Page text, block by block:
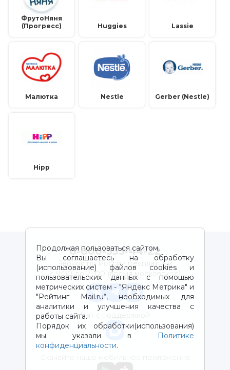
ФрутоНяня
(Прогресс)
Huggies Lassie
Малютка Nestle Gerber (Nestle)
Hipp
Продолжая пользоваться сайтом,
Вы соглашаетесь на обработку
(использование) файлов cookies и
пользовательских данных с помощью
метрических систем - "Яндекс Метрика" и
"Рейтинг Mail.ru“, необходимых для
аналитики и улучшения качества с
работы сайта.
Порядок их обработки(использования)
мы указали в
Политике
конфиденциальности.
8-800-333-44-22
Звонок по России бесплатный
с 9:00 до 21:00 (время московское)
Чат с поддержкой